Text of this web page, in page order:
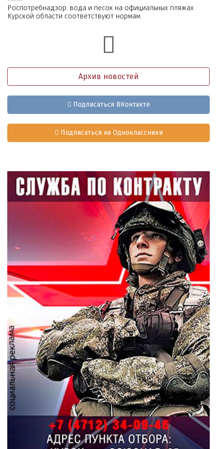
Роспотребнадзор: вода и песок на официальных пляжах
Курской области соответствуют нормам
Архив новостей
Подписаться ВКонтакте
Подписаться на Одноклассники